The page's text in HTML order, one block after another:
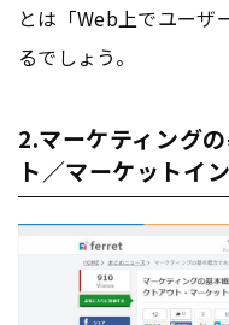
とは「Web上でユーザ
るでしょう。
2.マーケティング
ト／マーケットイン